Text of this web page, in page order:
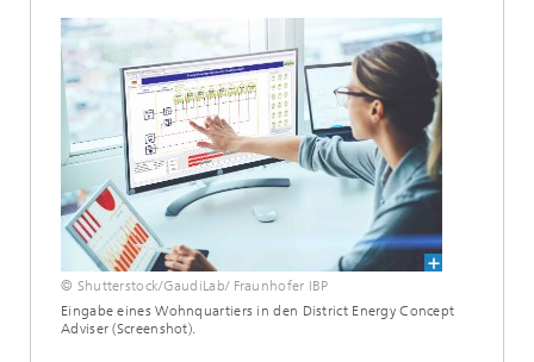
© Shutterstock/GaudiLab/ Fraunhofer IBP
Eingabe eines Wohnquartiers in den District Energy Concept
Adviser (Screenshot).